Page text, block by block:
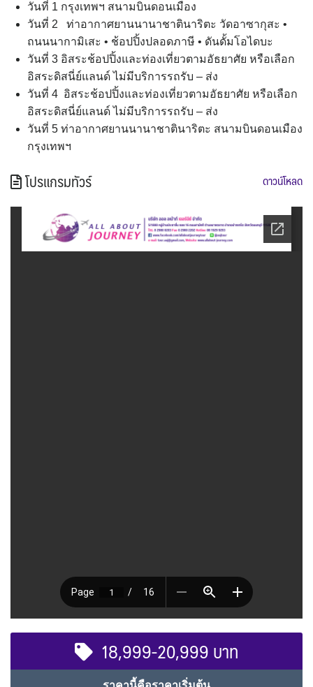
วันที่ 1 กรุงเทพฯ สนามบินดอนเมือง
วันที่ 2 ท่าอากาศยานนานาชาตินาริตะ วัดอาซากุสะ •
ถนนนากามิเสะ • ช้อปปิ้งปลอดภาษี • ดันดั้มโอไดบะ
วันที่ 3 อิสระช้อปปิ้งและท่องเที่ยวตามอัธยาศัย หรือเลือก
อิสระดิสนี่ย์แลนด์ ไม่มีบริการรถรับ – ส่ง
วันที่ 4 อิสระช้อปปิ้งและท่องเที่ยวตามอัธยาศัย หรือเลือก
อิสระดิสนี่ย์แลนด์ ไม่มีบริการรถรับ – ส่ง
วันที่ 5 ท่าอากาศยานนานาชาตินาริตะ สนามบินดอนเมือง
กรุงเทพฯ
โปรแกรมทัวร์ ดาวน์โหลด
18,999-20,999 บาท